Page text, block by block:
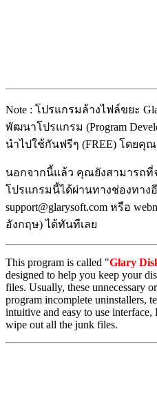
Note : โปรแกรมล้างไฟล์ขยะ
พัฒนาโปรแกรม (Program
นำไปใช้กันฟรีๆ (FREE) โดยคุ
นอกจากนี้แล้ว คุณยังสามารถ
โปรแกรมนี้ได้ผ่านทางช่องทางอี
support@glarysoft.com หรือ
อังกฤษ) ได้ทันทีเลย
This program is called "Glary
designed to help you keep your
files. Usually, these unnecessary
program incomplete uninstallers,
intuitive and easy to use
wipe out all the junk files.